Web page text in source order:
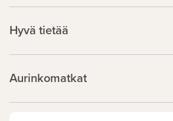
Hyvä tietää
Aurinkomatkat